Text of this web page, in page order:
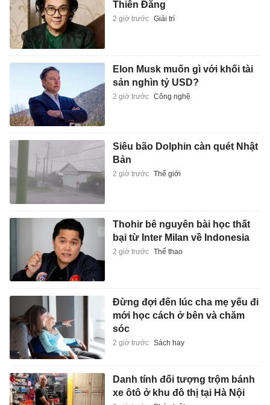
Thiên Đăng
2 giờ trước Giải trí
Elon Musk muốn gì với khối tài
sản nghìn tỷ USD?
2 giờ trước Công nghệ
Siêu bão Dolphin càn quét Nhật
Bản
2 giờ trước Thế giới
Thohir bê nguyên bài học thất
bại từ Inter Milan về Indonesia
2 giờ trước Thể thao
Đừng đợi đến lúc cha mẹ yếu đi
mới học cách ở bên và chăm
sóc
2 giờ trước Sách hay
Danh tính đối tượng trộm bánh
xe ôtô ở khu đô thị tại Hà Nội